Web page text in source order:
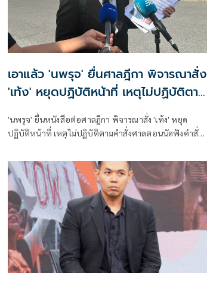
เอาแล้ว 'นพรุจ' ยื่นศาลฎีกา พิจารณาสั่ง
'เท้ง' หยุดปฏิบัติหน้าที่ เหตุไม่ปฏิบัติตาม
คำสั่งศาล
'นพรุจ' ยื่นหนังสือต่อศาลฎีกา พิจารณาสั่ง 'เท้ง' หยุด
ปฏิบัติหน้าที่ เหตุไม่ปฏิบัติตามคำสั่งศาลตอนนัดฟังคำสั่ง
ไทย เข้ามาเป็นเจ้าของประเทศ